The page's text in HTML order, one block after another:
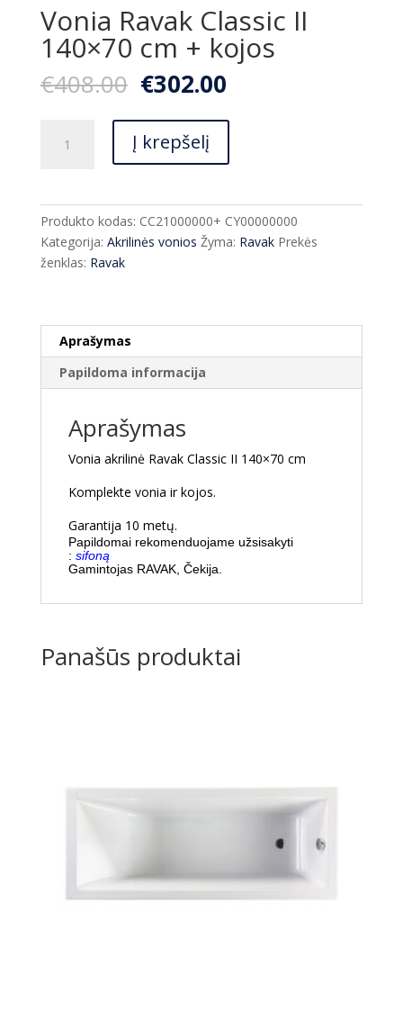
Vonia Ravak Classic II
140×70 cm + kojos
€408.00 Original
price
was:
€408.00.
€302.00Current
is:
kiekis:
Classic
140x70
Į krepšelį
Produkto kodas: CC21000000+ CY00000000
Kategorija: Akrilinės vonios Žyma: Ravak Prekės
ženklas: Ravak
Aprašymas
Papildoma informacija
Aprašymas
Vonia akrilinė Ravak Classic II 140×70 cm
Komplekte vonia ir kojos.
Garantija 10 metų.
Papildomai rekomenduojame užsisakyti
: sifoną
Gamintojas RAVAK, Čekija.
Panašūs produktai